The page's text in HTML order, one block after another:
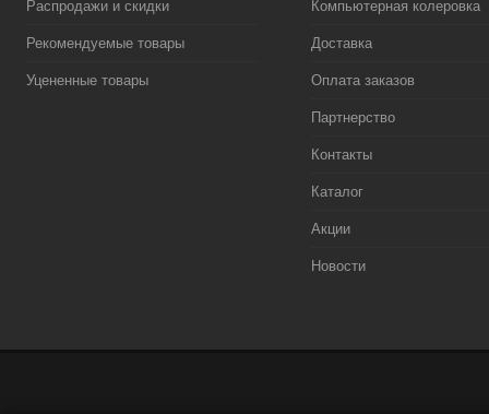
Распродажи и скидки
Рекомендуемые товары
Уцененные товары
Компьютерная колеровка
Доставка
Оплата заказов
Партнерство
Контакты
Каталог
Акции
Новости